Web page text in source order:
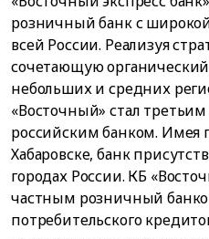
розничный банк с
всей России. Реализуя
сочетающую
небольших и средних
«Восточный» стал
российским банком. Имея
Хабаровске, банк
городах России. КБ
частным розничный
потребительского